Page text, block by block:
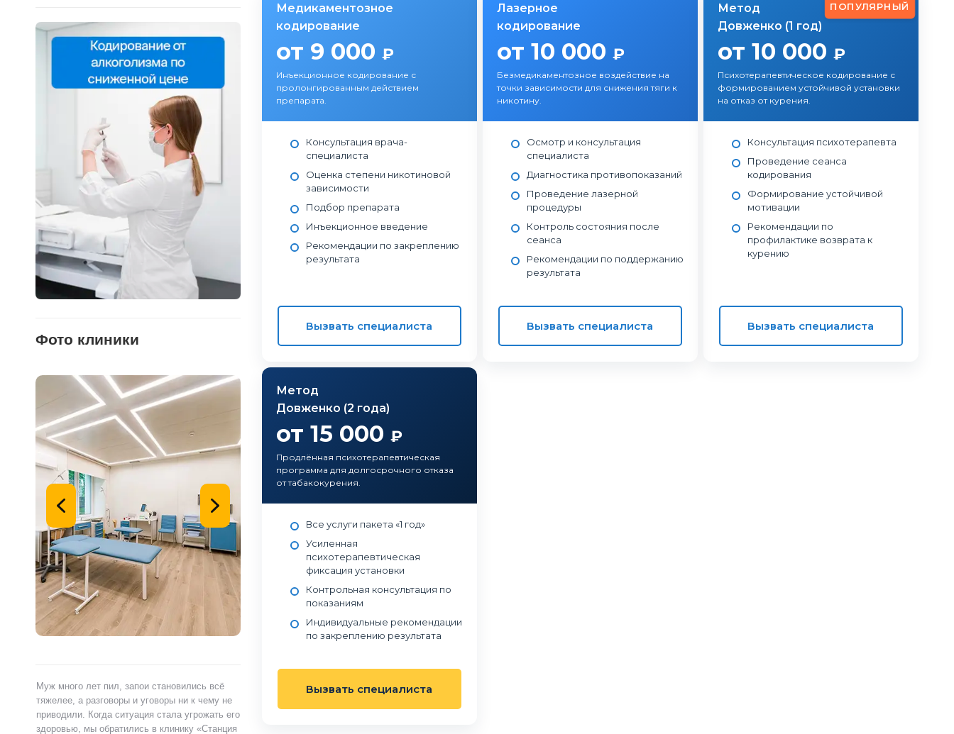
Фото клиники
Муж много лет пил, запои становились всё
тяжелее, а разговоры и уговоры ни к чему не
приводили. Когда ситуация стала угрожать его
здоровью, мы обратились в клинику «Станция
Я сам обратился в наркологическую клинику
Медикаментозное
кодирование
от 9 000 ₽
Инъекционное кодирование с
пролонгированным действием
препарата.
Консультация врача-
специалиста
Оценка степени никотиновой
зависимости
Подбор препарата
Инъекционное введение
Рекомендации по закреплению
результата
Вызвать специалиста
Лазерное
кодирование
от 10 000 ₽
Безмедикаментозное воздействие на
точки зависимости для снижения тяги к
никотину.
Осмотр и консультация
специалиста
Диагностика противопоказаний
Проведение лазерной
процедуры
Контроль состояния после
сеанса
Рекомендации по поддержанию
результата
Вызвать специалиста
ПОПУЛЯРНЫЙ
Метод
Довженко (1 год)
от 10 000 ₽
Психотерапевтическое кодирование с
формированием устойчивой установки
на отказ от курения.
Консультация психотерапевта
Проведение сеанса
кодирования
Формирование устойчивой
мотивации
Рекомендации по
профилактике возврата к
курению
Вызвать специалиста
Метод
Довженко (2 года)
от 15 000 ₽
Продлённая психотерапевтическая
программа для долгосрочного отказа
от табакокурения.
Все услуги пакета «1 год»
Усиленная
психотерапевтическая
фиксация установки
Контрольная консультация по
показаниям
Индивидуальные рекомендации
по закреплению результата
Вызвать специалиста